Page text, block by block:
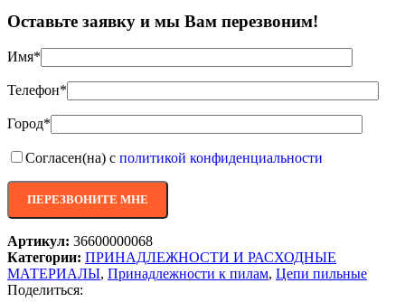
Оставьте заявку и мы Вам перезвоним!
Имя*
Телефон*
Город*
Согласен(на) с политикой конфиденциальности
Артикул: 36600000068
Категории: ПРИНАДЛЕЖНОСТИ И РАСХОДНЫЕ
МАТЕРИАЛЫ, Принадлежности к пилам, Цепи пильные
Поделиться: